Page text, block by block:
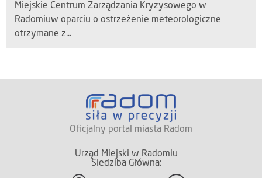
Miejskie Centrum Zarządzania Kryzysowego w
Radomiuw oparciu o ostrzeżenie meteorologiczne
otrzymane z...
Oficjalny portal miasta Radom
Urząd Miejski w Radomiu
Siedziba Główna: